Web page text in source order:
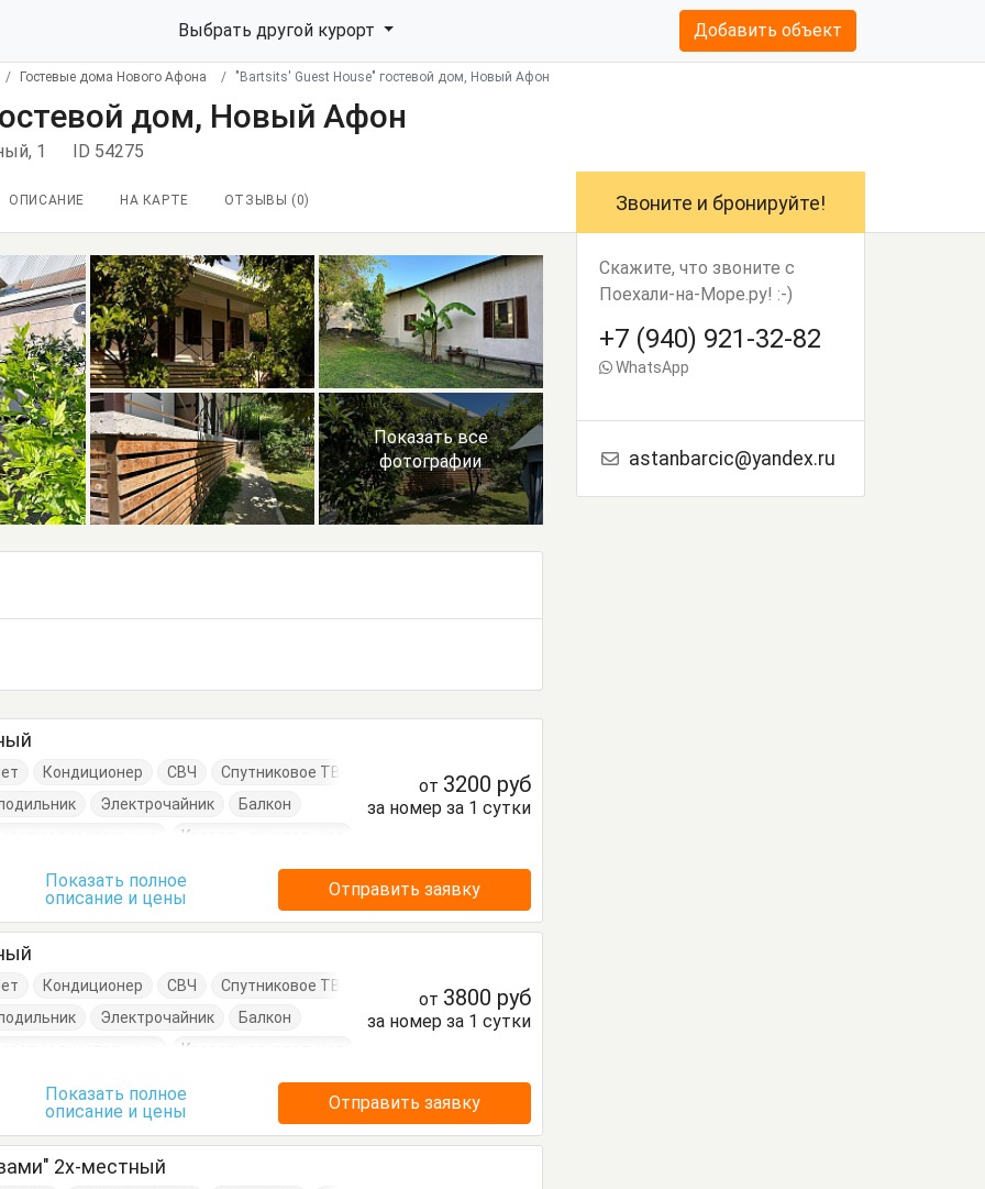
Выбрать другой курорт Добавить объект
Гостевые дома Нового Афона "Bartsits' Guest House" гостевой дом, Новый Афон
дом, Новый Афон
1 ID 54275
ОПИСАНИЕ НА КАРТЕ ОТЗЫВЫ ( 0)
Показать все
фотографии
Кондиционер СВЧ
Спутниковое ТВ
Электрочайник
Балкон
односпальные
Кровать двуспальная
Шкаф
от 3200 руб
за номер за 1 сутки
Показать полное
описание и цены
Отправить заявку
Кондиционер СВЧ
Спутниковое ТВ
Электрочайник
Балкон
односпальные
Кровать двуспальная
Шкаф
от 3800 руб
за номер за 1 сутки
Показать полное
описание и цены
Отправить заявку
2х-местный
Звоните и бронируйте!
Скажите, что звоните с
Поехали-на-Море.ру! :-)
+7 (940) 921-32-82
WhatsApp
astanbarcic@yandex.ru